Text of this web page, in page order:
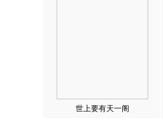
世上要有天一阁